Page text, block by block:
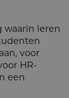
waarin leren
voor
HR-
een